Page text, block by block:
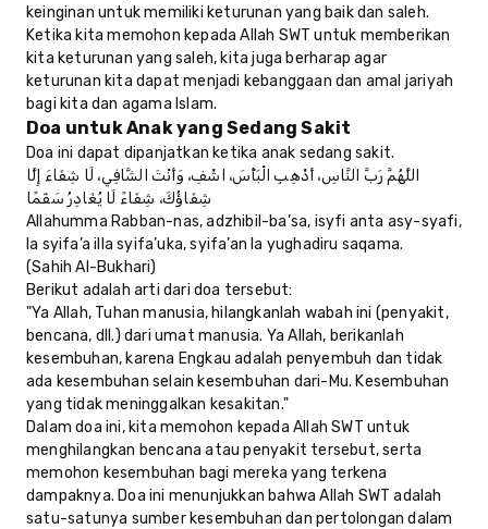
keinginan untuk memiliki keturunan yang baik dan saleh.
Ketika kita memohon kepada Allah SWT untuk memberikan
kita keturunan yang saleh, kita juga berharap agar
keturunan kita dapat menjadi kebanggaan dan amal jariyah
bagi kita dan agama Islam.
Doa untuk Anak yang Sedang Sakit
Doa ini dapat dipanjatkan ketika anak sedang sakit.
اللَّهُمَّ رَبَّ النَّاسِ، أَذْهِبِ الْبَأْسَ، اشْفِ، وَأَنْتَ الشَّافِي، لَا شِفَاءَ إِلَّا
Allahumma Rabban-nas, adzhibil-ba’sa, isyfi anta asy-syafi,
la syifa’a illa syifa’uka, syifa’an la yughadiru saqama.
(Sahih Al-Bukhari)
Berikut adalah arti dari doa tersebut:
"Ya Allah, Tuhan manusia, hilangkanlah wabah ini (penyakit,
bencana, dll.) dari umat manusia. Ya Allah, berikanlah
kesembuhan, karena Engkau adalah penyembuh dan tidak
ada kesembuhan selain kesembuhan dari-Mu. Kesembuhan
yang tidak meninggalkan kesakitan."
Dalam doa ini, kita memohon kepada Allah SWT untuk
menghilangkan bencana atau penyakit tersebut, serta
memohon kesembuhan bagi mereka yang terkena
dampaknya. Doa ini menunjukkan bahwa Allah SWT adalah
satu-satunya sumber kesembuhan dan pertolongan dalam